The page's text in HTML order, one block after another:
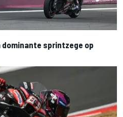
dominante sprintzege op